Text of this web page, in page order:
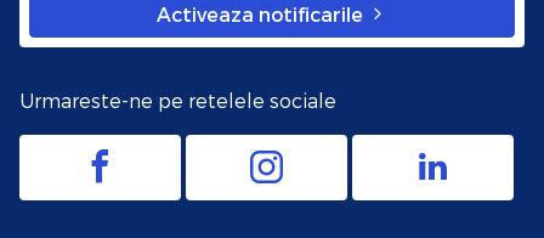
Activeaza notificarile
Urmareste-ne pe retelele sociale